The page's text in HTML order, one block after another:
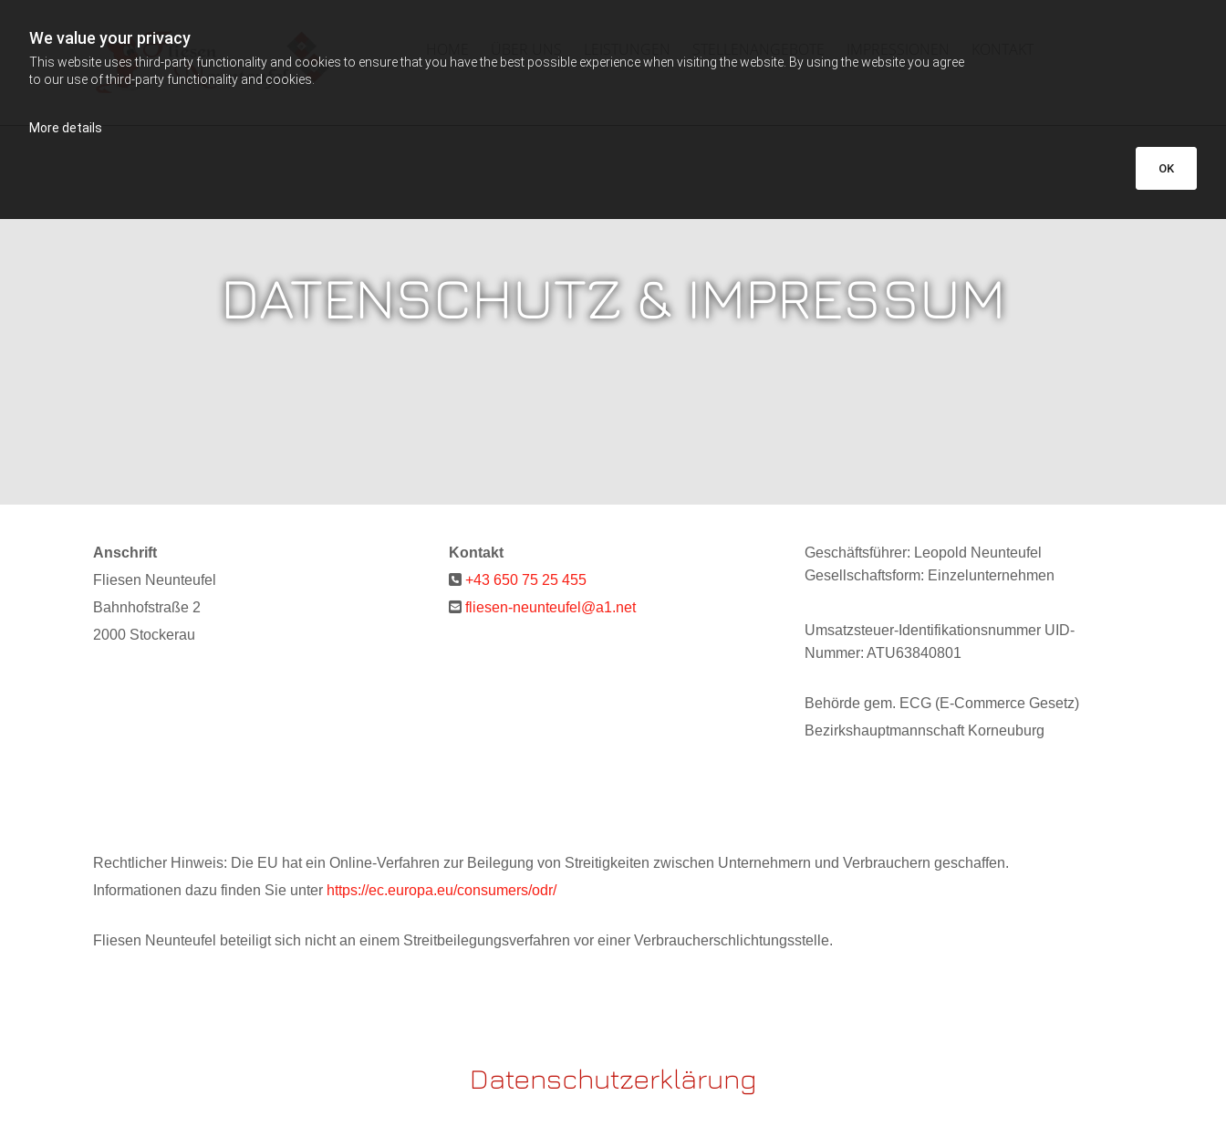
We value your privacy
This website uses third-party functionality and cookies to ensure that you have the best possible experience when visiting the website. By using the website you agree
to our use of third-party functionality and cookies.
More details
OK
DATENSCHUTZ & IMPRESSUM
Anschrift
Fliesen Neunteufel
Bahnhofstraße 2
2000 Stockerau
Kontakt
 +43 650 75 25 455
 fliesen-neunteufel@a1.net
Geschäftsführer: Leopold Neunteufel
Gesellschaftsform: Einzelunternehmen
Umsatzsteuer-Identifikationsnummer UID-
Nummer: ATU63840801
Behörde gem. ECG (E-Commerce Gesetz)
Bezirkshauptmannschaft Korneuburg
Rechtlicher Hinweis: Die EU hat ein Online-Verfahren zur Beilegung von Streitigkeiten zwischen Unternehmern und Verbrauchern geschaffen.
Informationen dazu finden Sie unter https://ec.europa.eu/consumers/odr/
Fliesen Neunteufel beteiligt sich nicht an einem Streitbeilegungsverfahren vor einer Verbraucherschlichtungsstelle.
Datenschutzerklärung